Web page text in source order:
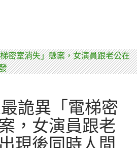
外邪門鬼封印，裡面竟發現五名要當
詭異「電梯密
，女演員跟老
現後同時人間